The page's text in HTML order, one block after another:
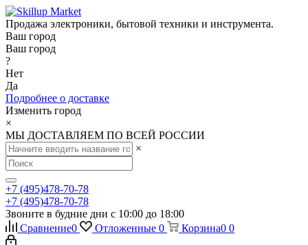
Продажа электроники, бытовой техники и инструмента.
Ваш город
Ваш город
?
Нет
Да
Подробнее о доставке
Изменить город
×
МЫ ДОСТАВЛЯЕМ ПО ВСЕЙ РОССИИ
×
+7 (495)478-70-78
+7 (495)478-70-78
Звоните в будние дни с 10:00 до 18:00
Сравнение0 Отложенные 0 Корзина0 0